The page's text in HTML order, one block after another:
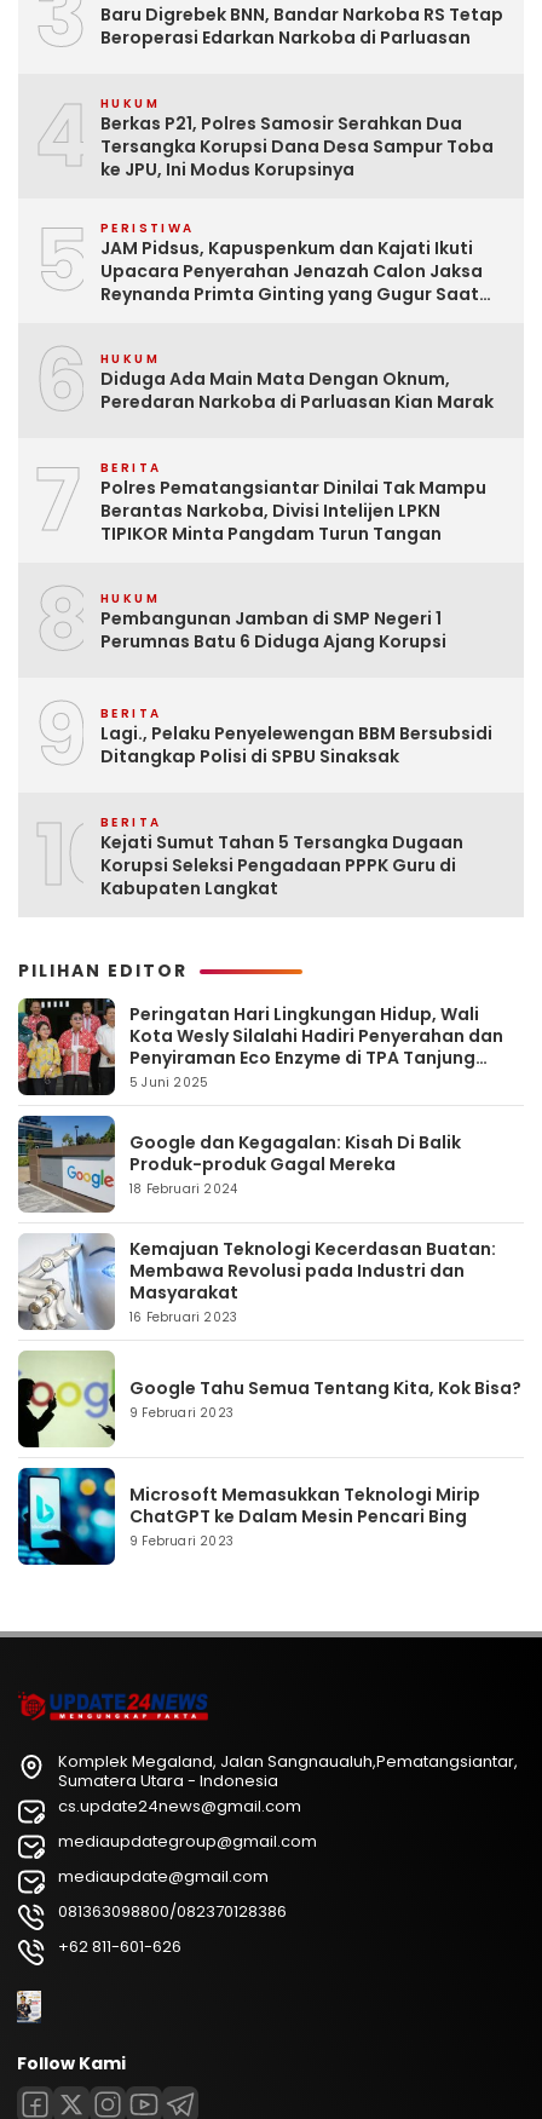
Baru Digrebek BNN, Bandar Narkoba RS Tetap
Beroperasi Edarkan Narkoba di Parluasan
4 HUKUM
Berkas P21, Polres Samosir Serahkan Dua
Tersangka Korupsi Dana Desa Sampur Toba
ke JPU, Ini Modus Korupsinya
5 PERISTIWA
JAM Pidsus, Kapuspenkum dan Kajati Ikuti
Upacara Penyerahan Jenazah Calon Jaksa
Reynanda Primta Ginting yang Gugur Saat
6 HUKUM
Diduga Ada Main Mata Dengan Oknum,
Peredaran Narkoba di Parluasan Kian Marak
7 BERITA
Polres Pematangsiantar Dinilai Tak Mampu
Berantas Narkoba, Divisi Intelijen LPKN
TIPIKOR Minta Pangdam Turun Tangan
8 HUKUM
Pembangunan Jamban di SMP Negeri 1
Perumnas Batu 6 Diduga Ajang Korupsi
9 BERITA
Lagi., Pelaku Penyelewengan BBM Bersubsidi
Ditangkap Polisi di SPBU Sinaksak
10BERITA
Kejati Sumut Tahan 5 Tersangka Dugaan
Korupsi Seleksi Pengadaan PPPK Guru di
Kabupaten Langkat
PILIHAN EDITOR
Peringatan Hari Lingkungan Hidup, Wali
Kota Wesly Silalahi Hadiri Penyerahan dan
Penyiraman Eco Enzyme di TPA Tanjung
Pinggir
5 Juni 2025
Google dan Kegagalan: Kisah Di Balik
Produk-produk Gagal Mereka
18 Februari 2024
Kemajuan Teknologi Kecerdasan Buatan:
Membawa Revolusi pada Industri dan
Masyarakat
16 Februari 2023
Google Tahu Semua Tentang Kita, Kok Bisa?
9 Februari 2023
Microsoft Memasukkan Teknologi Mirip
ChatGPT ke Dalam Mesin Pencari Bing
9 Februari 2023
Komplek Megaland, Jalan Sangnaualuh,Pematangsiantar,
Sumatera Utara - Indonesia
cs.update24news@gmail.com
mediaupdategroup@gmail.com
mediaupdate@gmail.com
081363098800/082370128386
+62 811-601-626
Follow Kami